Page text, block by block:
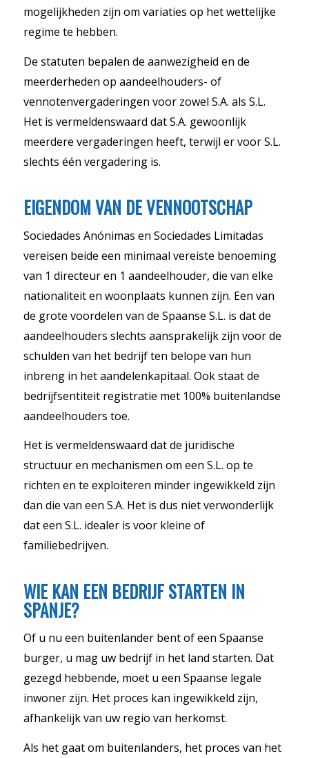
mogelijkheden zijn om variaties op het wettelijke
regime te hebben.
De statuten bepalen de aanwezigheid en de
meerderheden op aandeelhouders- of
vennotenvergaderingen voor zowel S.A. als S.L.
Het is vermeldenswaard dat S.A. gewoonlijk
meerdere vergaderingen heeft, terwijl er voor S.L.
slechts één vergadering is.
EIGENDOM VAN DE VENNOOTSCHAP
Sociedades Anónimas en Sociedades Limitadas
vereisen beide een minimaal vereiste benoeming
van 1 directeur en 1 aandeelhouder, die van elke
nationaliteit en woonplaats kunnen zijn. Een van
de grote voordelen van de Spaanse S.L. is dat de
aandeelhouders slechts aansprakelijk zijn voor de
schulden van het bedrijf ten belope van hun
inbreng in het aandelenkapitaal. Ook staat de
bedrijfsentiteit registratie met 100% buitenlandse
aandeelhouders toe.
Het is vermeldenswaard dat de juridische
structuur en mechanismen om een S.L. op te
richten en te exploiteren minder ingewikkeld zijn
dan die van een S.A. Het is dus niet verwonderlijk
dat een S.L. idealer is voor kleine of
familiebedrijven.
WIE KAN EEN BEDRIJF STARTEN IN
SPANJE?
Of u nu een buitenlander bent of een Spaanse
burger, u mag uw bedrijf in het land starten. Dat
gezegd hebbende, moet u een Spaanse legale
inwoner zijn. Het proces kan ingewikkeld zijn,
afhankelijk van uw regio van herkomst.
Als het gaat om buitenlanders, het proces van het